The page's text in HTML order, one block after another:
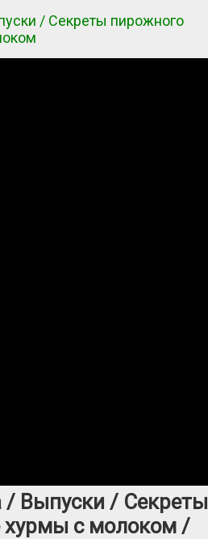
/ Секреты пирожного
Выпуски / Секреты
хурмы с молоком /